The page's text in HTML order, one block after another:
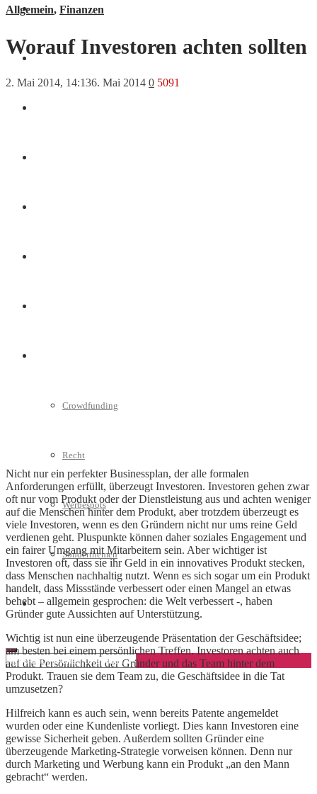
Allgemein
Crowdfunding
Recht
Werbespots
Sonderthemen
Geschäftskonto eröffnen
Allgemein, Finanzen
Worauf Investoren achten sollten
2. Mai 2014, 14:136. Mai 2014 0 5091
Nicht nur ein perfekter Businessplan, der alle formalen
Anforderungen erfüllt, überzeugt Investoren. Investoren gehen zwar
oft nur vom Produkt oder der Dienstleistung aus und achten weniger
auf die Menschen hinter dem Produkt, aber trotzdem überzeugt es
viele Investoren, wenn es den Gründern nicht nur ums reine Geld
verdienen geht. Pluspunkte können daher soziales Engagement und
ein fairer Umgang mit Mitarbeitern sein. Aber wichtiger ist
Investoren oft, dass sie ihr Geld in ein innovatives Produkt stecken,
dass Menschen nachhaltig nutzt. Wenn es sich sogar um ein Produkt
handelt, dass Missstände verbessert oder einen Mangel an etwas
behebt – allgemein gesprochen: die Welt verbessert -, haben
Gründer gute Aussichten auf Unterstützung.
Wichtig ist nun eine überzeugende Präsentation der Geschäftsidee;
am besten bei einem persönlichen Treffen. Investoren achten auch
auf die Persönlichkeit der Gründer und das Team hinter dem
Produkt. Trauen sie dem Team zu, die Geschäftsidee in die Tat
umzusetzen?
Hilfreich kann es auch sein, wenn bereits Patente angemeldet
wurden oder eine Kundenliste vorliegt. Dies kann Investoren eine
gewisse Sicherheit geben. Außerdem sollten Gründer eine
überzeugende Marketing-Strategie vorweisen können. Denn nur
durch Marketing und Werbung kann ein Produkt „an den Mann
gebracht“ werden.